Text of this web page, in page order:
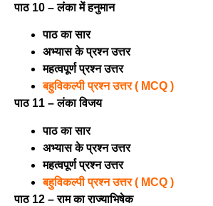
पाठ 10 – लंका में हनुमान
पाठ का सार
अभ्यास के प्रश्न उत्तर
महत्वपूर्ण प्रश्न उत्तर
बहुविकल्पी प्रश्न उत्तर ( MCQ )
पाठ 11 – लंका विजय
पाठ का सार
अभ्यास के प्रश्न उत्तर
महत्वपूर्ण प्रश्न उत्तर
बहुविकल्पी प्रश्न उत्तर ( MCQ )
पाठ 12 – राम का राज्याभिषेक